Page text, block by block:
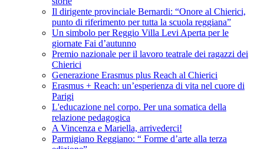
Il dirigente provinciale Bernardi: “Onore al Chierici,
punto di riferimento per tutta la scuola reggiana”
Un simbolo per Reggio Villa Levi Aperta per le
giornate Fai d’autunno
Premio nazionale per il lavoro teatrale dei ragazzi dei
Chierici
Generazione Erasmus plus Reach al Chierici
Erasmus + Reach: un’esperienza di vita nel cuore di
Parigi
L'educazione nel corpo. Per una somatica della
relazione pedagogica
A Vincenza e Mariella, arrivederci!
Parmigiano Reggiano: “ Forme d’arte alla terza